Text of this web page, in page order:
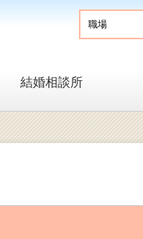
結婚相談所